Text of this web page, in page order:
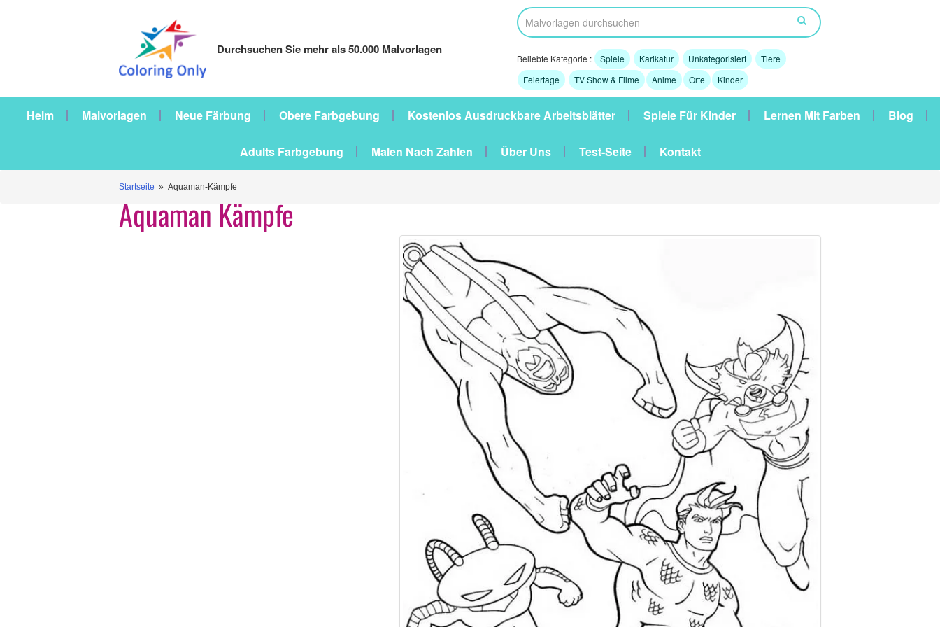
Durchsuchen Sie mehr als 50.000 Malvorlagen
Beliebte Kategorie : Spiele Karikatur Unkategorisiert
Tiere
Feiertage
TV Show & Filme Anime Orte Kinder
Heim Malvorlagen Neue Färbung Obere Farbgebung Kostenlos Ausdruckbare Arbeitsblätter Spiele Für Kinder Lernen Mit Farben Blog
Adults Farbgebung Malen Nach Zahlen Über Uns Test-Seite Kontakt
Startseite » Aquaman-Kämpfe
Aquaman Kämpfe